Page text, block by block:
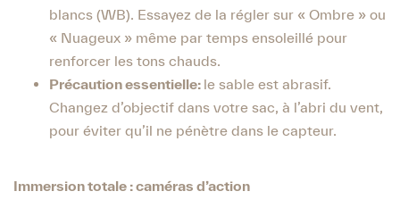
blancs (WB). Essayez de la régler sur « Ombre » ou
« Nuageux » même par temps ensoleillé pour
renforcer les tons chauds.
Précaution essentielle: le sable est abrasif.
Changez d’objectif dans votre sac, à l’abri du vent,
pour éviter qu’il ne pénètre dans le capteur.
Immersion totale : caméras d’action